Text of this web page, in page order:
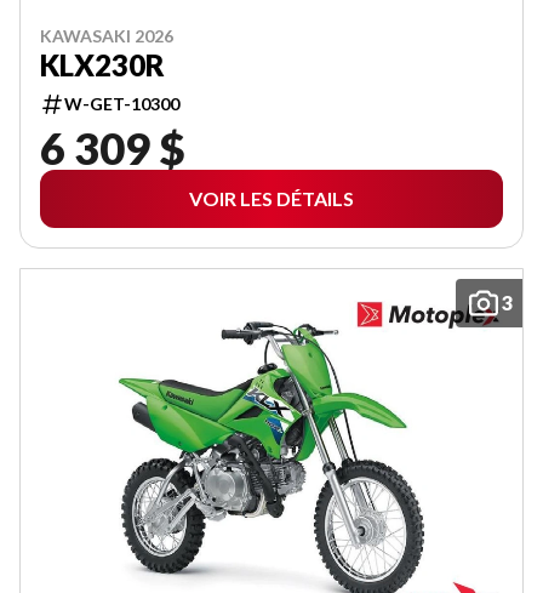
KAWASAKI 2026
KLX230R
W-GET-10300
6 309 $
VOIR LES DÉTAILS
3